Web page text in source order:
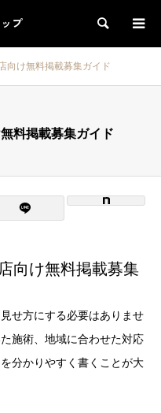
プ 検索
向け無料掲載募集ガイド
料掲載募集ガイド
向け無料掲載募集
せ方にする必要はありませ
施術、地域に合わせた対応
分かりやすく書くことが大